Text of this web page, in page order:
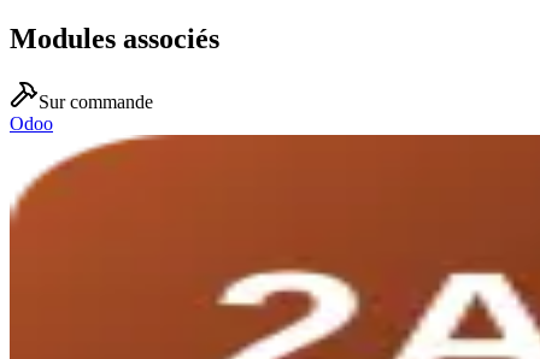
Modules associés
Sur commande
Odoo